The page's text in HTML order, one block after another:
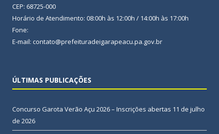
CEP: 68725-000
Horário de Atendimento: 08:00h às 12:00h / 14:00h às 17:00h
Fone:
E-mail: contato@prefeituradeigarapeacu.pa.gov.br
ÚLTIMAS PUBLICAÇÕES
Concurso Garota Verão Açu 2026 – Inscrições abertas 11 de julho
de 2026